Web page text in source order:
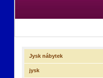
Jysk nábytek
jysk